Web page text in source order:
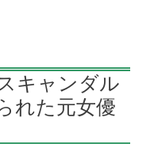
キャンダル
れた元女優